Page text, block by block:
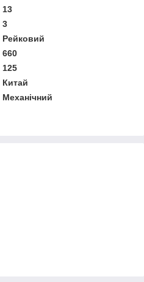
13
3
Рейковий
660
125
Китай
Механічний